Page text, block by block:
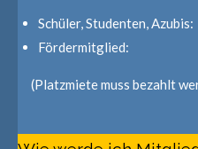
Schüler, Studenten,
Fördermitglied:
(Platzmiete muss bezahlt